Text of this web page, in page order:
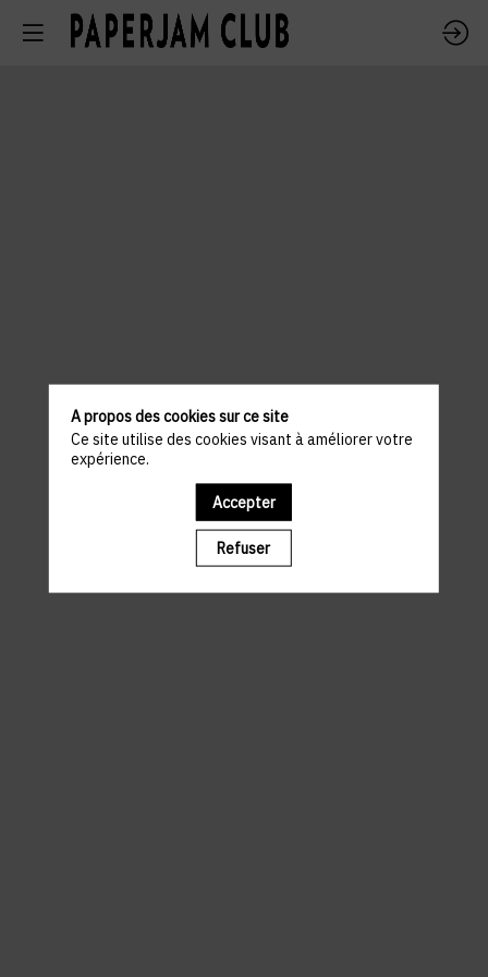
Il manque du contenu : rafraichissez votre navigateur
A propos des cookies sur ce site
Ce site utilise des cookies visant à améliorer votre
expérience.
Accepter
Refuser